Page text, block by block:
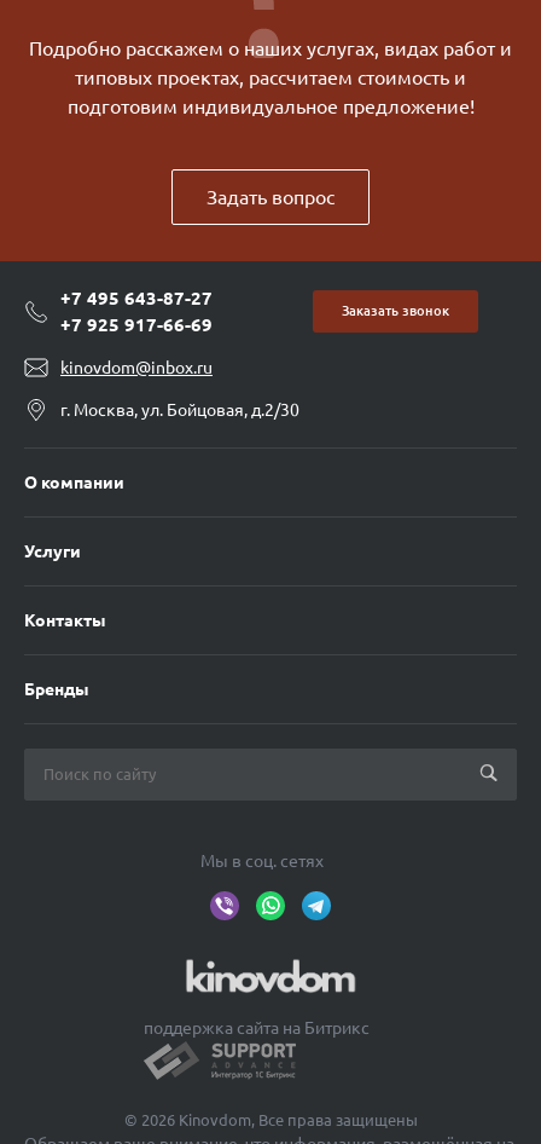
Подробно расскажем о наших услугах, видах работ и
типовых проектах, рассчитаем стоимость и
подготовим индивидуальное предложение!
Задать вопрос
+7 495 643-87-27
+7 925 917-66-69
Заказать звонок
kinovdom@inbox.ru
г. Москва, ул. Бойцовая, д.2/30
О компании
Услуги
Контакты
Бренды
Мы в соц. сетях
© 2026 Kinovdom, Все права защищены
поддержка сайта на Битрикс